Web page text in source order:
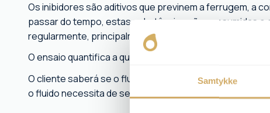
Samtykke
Os inibidores são aditivos que previnem a ferrugem, a
passar do tempo, estas substâncias são consumidas
regularmente, principalmente nos líquidos de
O ensaio quantifica a quantidade de inibidores ativos
O cliente saberá se o fluido ainda oferece proteção
o fluido necessita de ser reaplicado ou substituído.